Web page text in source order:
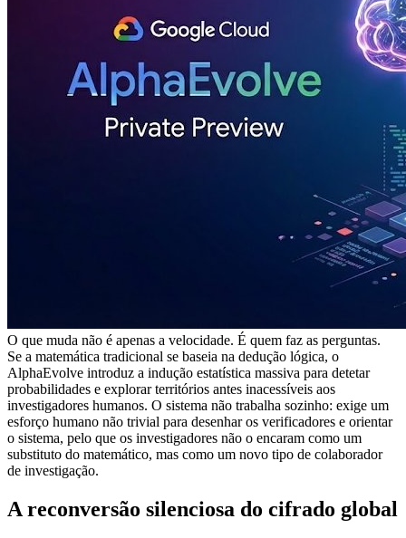
O que muda não é apenas a velocidade. É quem faz as perguntas.
Se a matemática tradicional se baseia na dedução lógica, o
AlphaEvolve introduz a indução estatística massiva para detetar
probabilidades e explorar territórios antes inacessíveis aos
investigadores humanos. O sistema não trabalha sozinho: exige um
esforço humano não trivial para desenhar os verificadores e orientar
o sistema, pelo que os investigadores não o encaram como um
substituto do matemático, mas como um novo tipo de colaborador
de investigação.
A reconversão silenciosa do cifrado global